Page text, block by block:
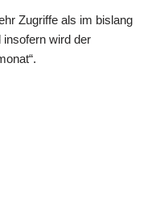
Zugriffe als im bislang
wird der